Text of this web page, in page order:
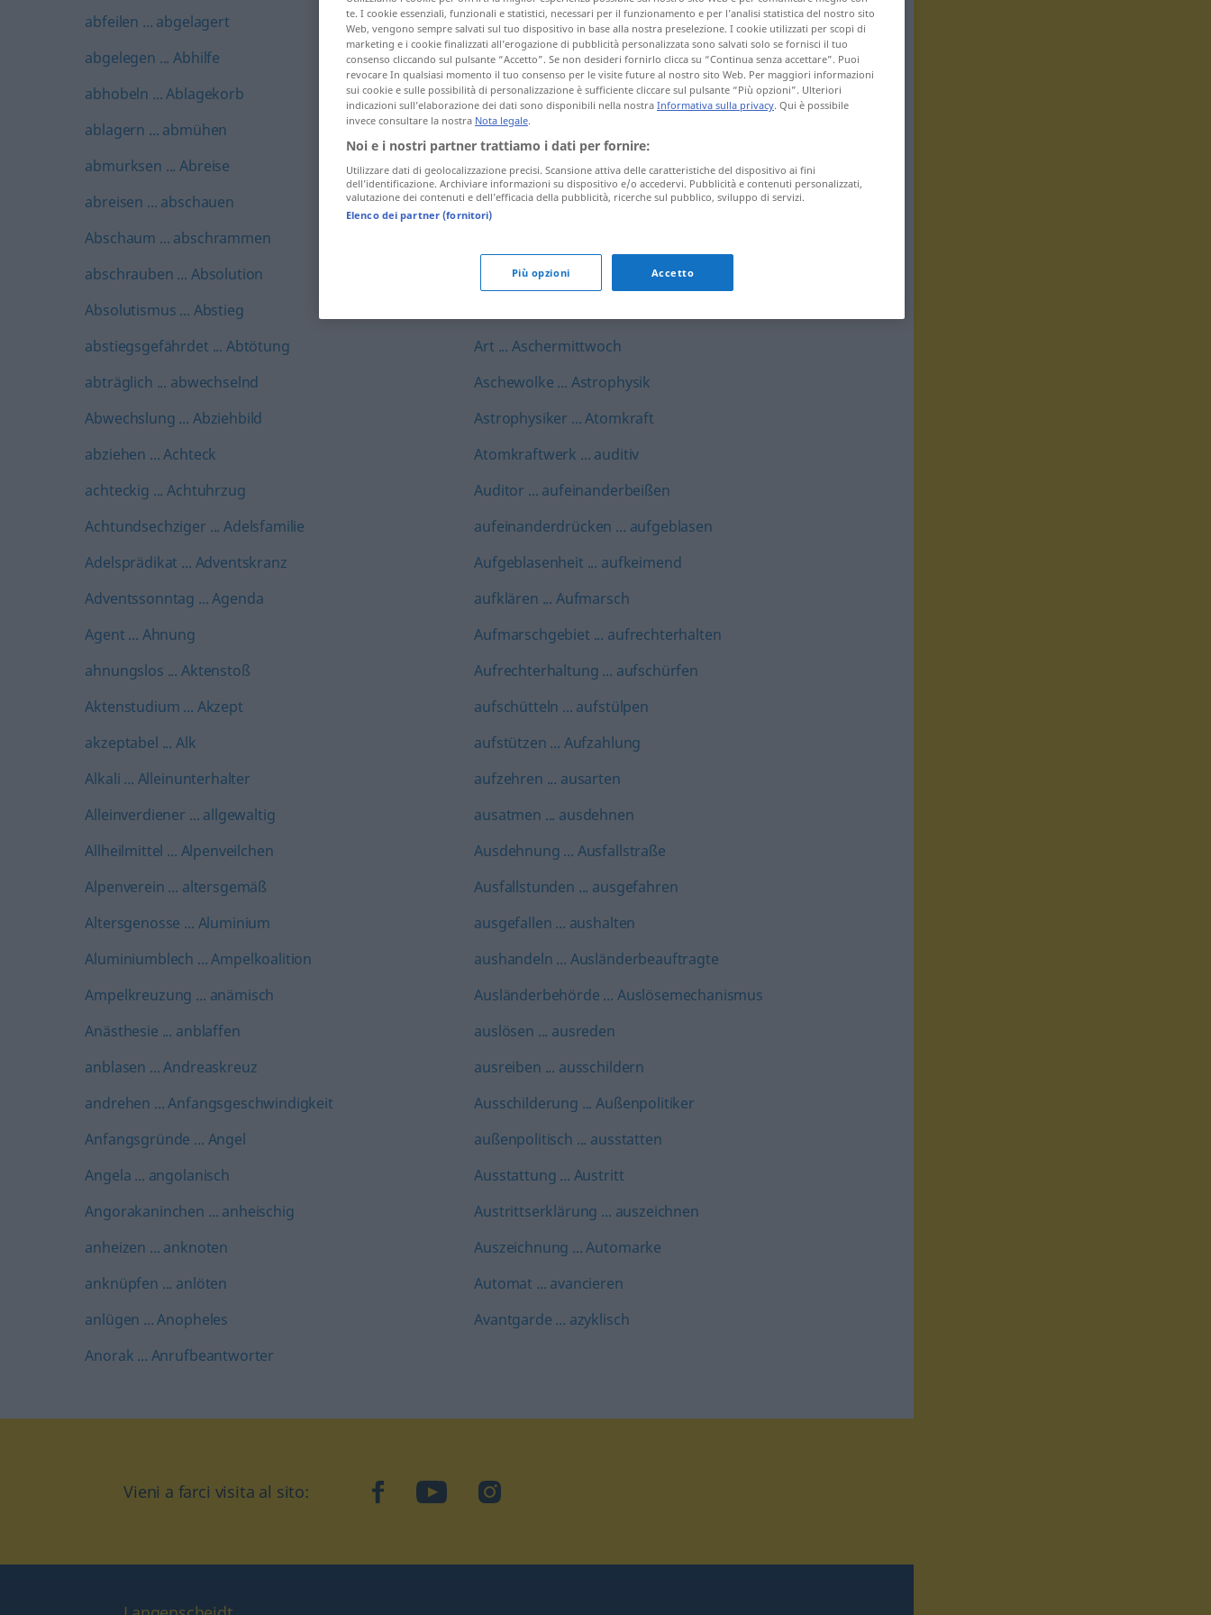
abfeilen ... abgelagert
abgelegen ... Abhilfe
abhobeln ... Ablagekorb
ablagern ... abmühen
abmurksen ... Abreise
abreisen ... abschauen
Abschaum ... abschrammen
abschrauben ... Absolution
Absolutismus ... Abstieg
abstiegsgefährdet ... Abtötung
abträglich ... abwechselnd
Abwechslung ... Abziehbild
abziehen ... Achteck
achteckig ... Achtuhrzug
Achtundsechziger ... Adelsfamilie
Adelsprädikat ... Adventskranz
Adventssonntag ... Agenda
Agent ... Ahnung
ahnungslos ... Aktenstoß
Aktenstudium ... Akzept
akzeptabel ... Alk
Alkali ... Alleinunterhalter
Alleinverdiener ... allgewaltig
Allheilmittel ... Alpenveilchen
Alpenverein ... altersgemäß
Altersgenosse ... Aluminium
Aluminiumblech ... Ampelkoalition
Ampelkreuzung ... anämisch
Anästhesie ... anblaffen
anblasen ... Andreaskreuz
andrehen ... Anfangsgeschwindigkeit
Anfangsgründe ... Angel
Angela ... angolanisch
Angorakaninchen ... anheischig
anheizen ... anknoten
anknüpfen ... anlöten
anlügen ... Anopheles
Anorak ... Anrufbeantworter
Anti-aging-Creme ... antizyklisch
Antlitz ... anzählen
Anzahl ... Aphrodisiakum
Aphrodite ... Aprilscherz
Aprilwetter ... arbeitsam
Arbeitsamt ... Arbeitslosigkeit
Arbeitswelt ... Armada
Art ... Aschermittwoch
Aschewolke ... Astrophysik
Astrophysiker ... Atomkraft
Atomkraftwerk ... auditiv
Auditor ... aufeinanderbeißen
aufeinanderdrücken ... aufgeblasen
Aufgeblasenheit ... aufkeimend
aufklären ... Aufmarsch
Aufmarschgebiet ... aufrechterhalten
Aufrechterhaltung ... aufschürfen
aufschütteln ... aufstülpen
aufstützen ... Aufzahlung
aufzehren ... ausarten
ausatmen ... ausdehnen
Ausdehnung ... Ausfallstraße
Ausfallstunden ... ausgefahren
ausgefallen ... aushalten
aushandeln ... Ausländerbeauftragte
Ausländerbehörde ... Auslösemechanismus
auslösen ... ausreden
ausreiben ... ausschildern
Ausschilderung ... Außenpolitiker
außenpolitisch ... ausstatten
Ausstattung ... Austritt
Austrittserklärung ... auszeichnen
Auszeichnung ... Automarke
Automat ... avancieren
Avantgarde ... azyklisch
Vieni a farci visita al sito: facebookYouTubeInstagram
te. I cookie essenziali, funzionali e statistici, necessari per il funzionamento e per l’analisi statistica del nostro sito
Web, vengono sempre salvati sul tuo dispositivo in base alla nostra preselezione. I cookie utilizzati per scopi di
marketing e i cookie finalizzati all’erogazione di pubblicità personalizzata sono salvati solo se fornisci il tuo
consenso cliccando sul pulsante “Accetto”. Se non desideri fornirlo clicca su “Continua senza accettare”. Puoi
revocare In qualsiasi momento il tuo consenso per le visite future al nostro sito Web. Per maggiori informazioni
sui cookie e sulle possibilità di personalizzazione è sufficiente cliccare sul pulsante “Più opzioni”. Ulteriori
indicazioni sull’elaborazione dei dati sono disponibili nella nostra Informativa sulla privacy. Qui è possibile
invece consultare la nostra Nota legale.
Noi e i nostri partner trattiamo i dati per fornire:
Utilizzare dati di geolocalizzazione precisi. Scansione attiva delle caratteristiche del dispositivo ai fini
dell’identificazione. Archiviare informazioni su dispositivo e/o accedervi. Pubblicità e contenuti personalizzati,
valutazione dei contenuti e dell’efficacia della pubblicità, ricerche sul pubblico, sviluppo di servizi.
Elenco dei partner (fornitori)
Più opzioni Accetto